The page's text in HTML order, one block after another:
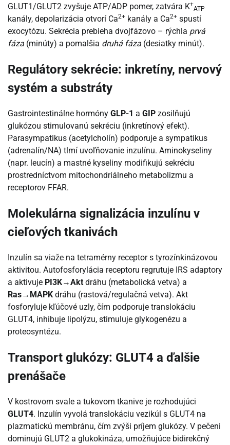
GLUT1/GLUT2 zvyšuje ATP/ADP pomer, zatvára K+
ATP
kanály, depolarizácia otvorí Ca2+ kanály a Ca2+ spustí
exocytózu. Sekrécia prebieha dvojfázovo – rýchla prvá
fáza (minúty) a pomalšia druhá fáza (desiatky minút).
Regulátory sekrécie: inkretíny, nervový
systém a substráty
Gastrointestinálne hormóny GLP-1 a GIP zosilňujú
glukózou stimulovanú sekréciu (inkretínový efekt).
Parasympatikus (acetylcholín) podporuje a sympatikus
(adrenalín/NA) tlmí uvoľňovanie inzulínu. Aminokyseliny
(napr. leucín) a mastné kyseliny modifikujú sekréciu
prostredníctvom mitochondriálneho metabolizmu a
receptorov FFAR.
Molekulárna signalizácia inzulínu v
cieľových tkanivách
Inzulín sa viaže na tetramérny receptor s tyrozínkinázovou
aktivitou. Autofosforylácia receptoru regrutuje IRS adaptory
a aktivuje PI3K→Akt dráhu (metabolická vetva) a
Ras→MAPK dráhu (rastová/regulačná vetva). Akt
fosforyluje kľúčové uzly, čím podporuje translokáciu
GLUT4, inhibuje lipolýzu, stimuluje glykogenézu a
proteosyntézu.
Transport glukózy: GLUT4 a ďalšie
prenášače
V kostrovom svale a tukovom tkanive je rozhodujúci
GLUT4. Inzulín vyvolá translokáciu vezikúl s GLUT4 na
plazmatickú membránu, čím zvýši príjem glukózy. V pečeni
dominujú GLUT2 a glukokináza, umožňujúce bidirekčný